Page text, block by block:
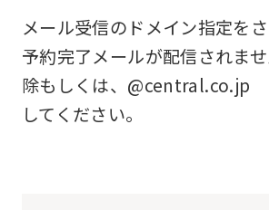
メール受信のドメイン指定を
予約完了メールが配信されま
除もしくは、@central.co.jp
してください。
you
fully